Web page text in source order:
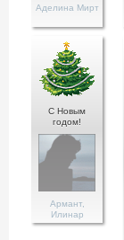
Аделина Мирт
С Новым
годом!
Армант,
Илинар